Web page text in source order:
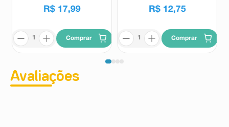
R$ 17,99
Comprar
R$ 12,75
Comprar
Avaliações